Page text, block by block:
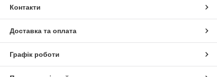
Контакти
Доставка та оплата
Графік роботи